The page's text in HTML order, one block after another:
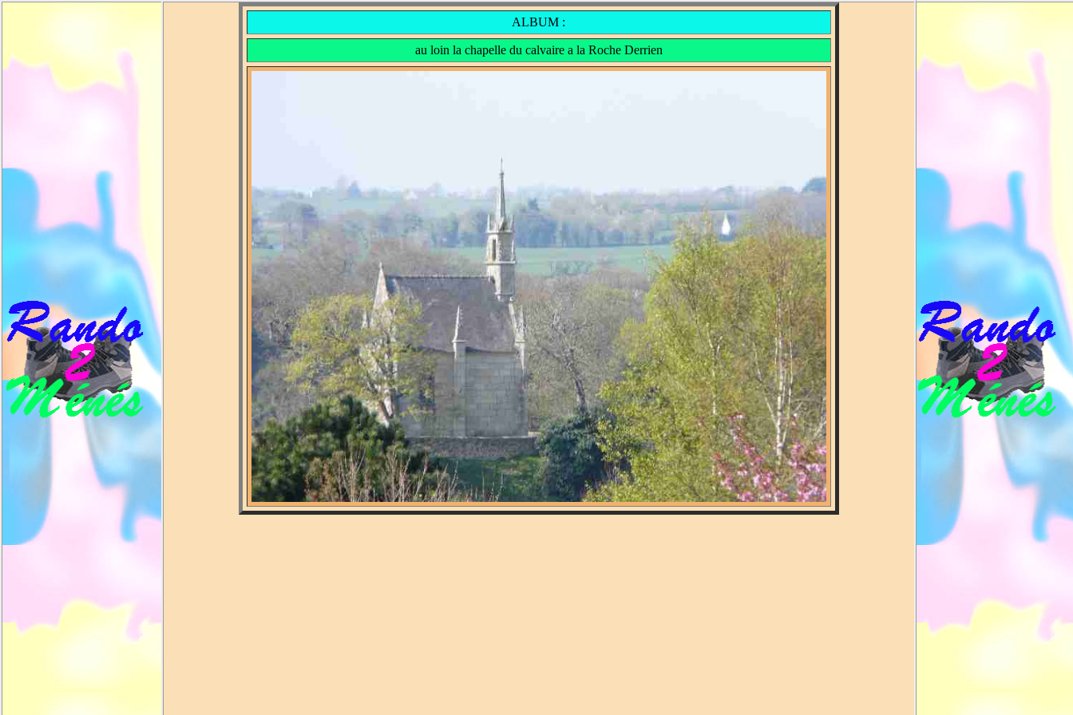
ALBUM :
au loin la chapelle du calvaire a la Roche Derrien